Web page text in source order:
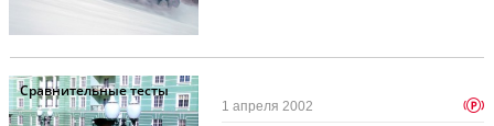
Сравнительные тесты
1 апреля 2002 p